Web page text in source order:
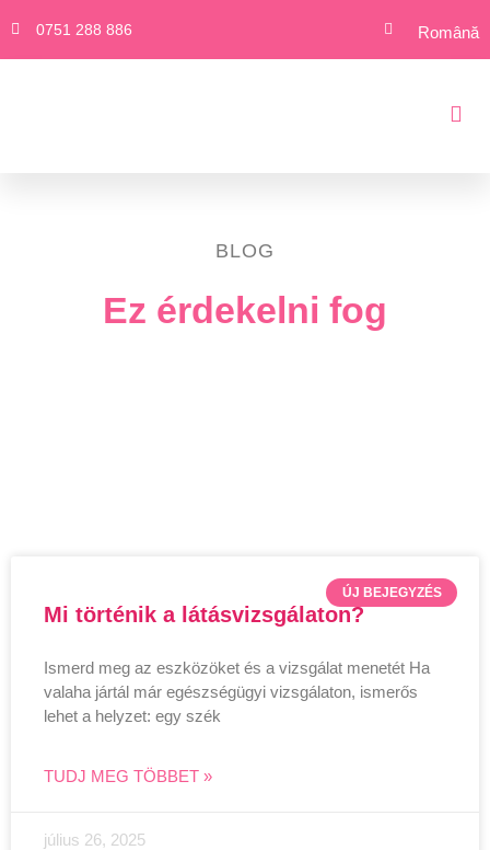
0751 288 886 Română
BLOG
Ez érdekelni fog
ÚJ BEJEGYZÉS
Mi történik a látásvizsgálaton?
Ismerd meg az eszközöket és a vizsgálat menetét Ha
valaha jártál már egészségügyi vizsgálaton, ismerős
lehet a helyzet: egy szék
TUDJ MEG TÖBBET »
július 26, 2025